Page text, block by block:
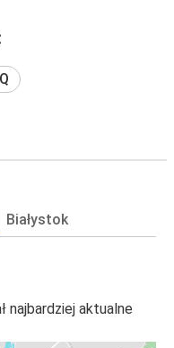
Białystok
najbardziej aktualne